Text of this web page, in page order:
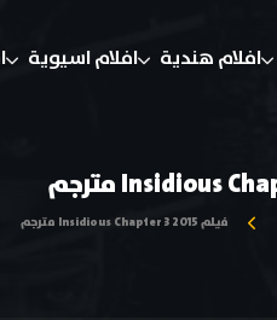
افلام هندية افلام اسيوية
فيلم Insidious Chapter 3 2015 مترجم